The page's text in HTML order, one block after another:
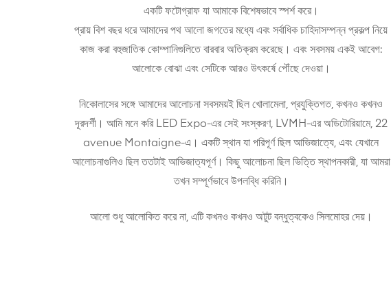
একটি ফটোগ্রাফ যা আমাকে বিশেষভাবে স্পর্শ করে।
প্রায় বিশ বছর ধরে আমাদের পথ আলো জগতের মধ্যে এবং সর্বাধিক চাহিদাসম্পন্ন প্রকল্প নিয়ে
কাজ করা বহুজাতিক কোম্পানিগুলিতে বারবার অতিক্রম করেছে। এবং সবসময় একই আবেগ:
আলোকে বোঝা এবং সেটিকে আরও উৎকর্ষে পৌঁছে দেওয়া।
নিকোলাসের সঙ্গে আমাদের আলোচনা সবসময়ই ছিল খোলামেলা, প্রযুক্তিগত, কখনও কখনও
দূরদর্শী। আমি মনে করি LED Expo-এর সেই সংস্করণ, LVMH-এর অডিটোরিয়ামে, 22
avenue Montaigne-এ। একটি স্থান যা পরিপূর্ণ ছিল আভিজাত্যে, এবং যেখানে
আলোচনাগুলিও ছিল ততটাই আভিজাত্যপূর্ণ। কিছু আলোচনা ছিল ভিত্তি স্থাপনকারী, যা আমরা
তখন সম্পূর্ণভাবে উপলব্ধি করিনি।
আলো শুধু আলোকিত করে না, এটি কখনও কখনও অটুট বন্ধুত্বকেও সিলমোহর দেয়।